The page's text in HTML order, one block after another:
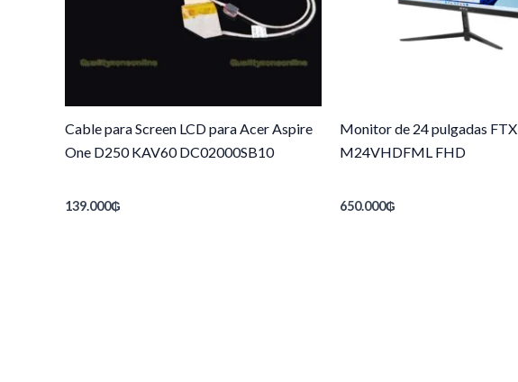
Cable para Screen LCD para Acer Aspire
One D250 KAV60 DC02000SB10
139.000₲
Monitor de 24 pulgadas FTX
M24VHDFML FHD
650.000₲